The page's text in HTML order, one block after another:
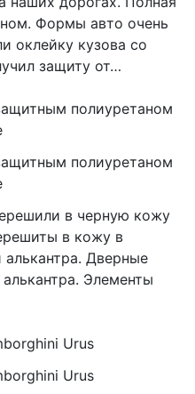
Формы авто очень
оклейку кузова со
защиту от…
полиуретаном
полиуретаном
в черную кожу
в кожу в
алькантра. Дверные
Элементы
Urus
Urus